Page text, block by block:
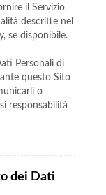
il Servizio
descritte nel
se disponibile.
Personali di
questo Sito
o
responsabilità
dei Dati